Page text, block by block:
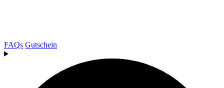
FAQs Gutschein